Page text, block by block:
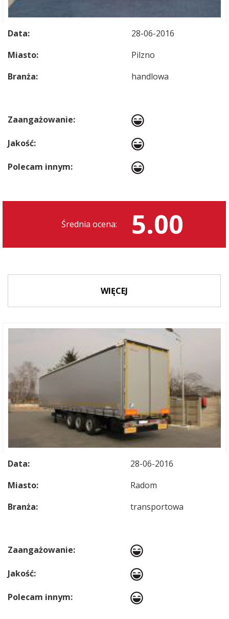
Data:
28-06-2016
Miasto:
Pilzno
Branża:
handlowa
Zaangażowanie:
Jakość:
Polecam innym:
Średnia ocena: 5.00
WIĘCEJ
Data:
28-06-2016
Miasto:
Radom
Branża:
transportowa
Zaangażowanie:
Jakość:
Polecam innym: